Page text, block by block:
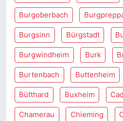
Burgoberbach
Burgsinn Bürgstadt
Burgwindheim Burk
Burtenbach Buttenheim
Bütthard Buxheim
Chamerau Chieming